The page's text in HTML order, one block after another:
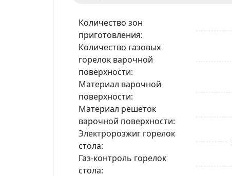
Количество зон
приготовления
Количество газовых
горелок варочной
поверхности
Материал варочной
поверхности
Материал решёток
варочной поверхности
Электророзжиг горелок
стола
Газ-контроль горелок
стола